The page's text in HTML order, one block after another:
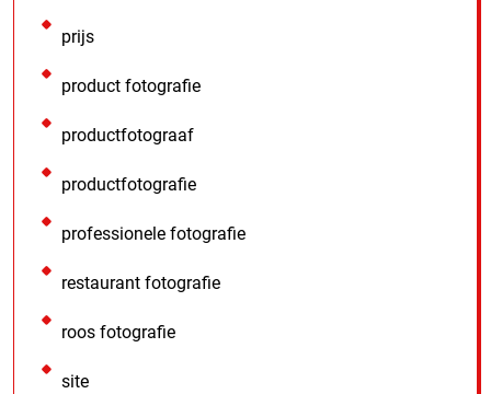
prijs
product fotografie
productfotograaf
productfotografie
professionele fotografie
restaurant fotografie
roos fotografie
site